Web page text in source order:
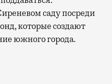
саду посреди
которые создают
южного города.